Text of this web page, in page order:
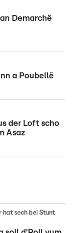
Demarchë
a Poubellë
der Loft scho
Asaz
sech bei Stunt